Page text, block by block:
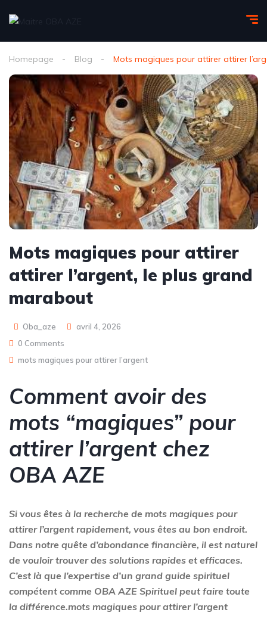
Homepage Blog Mots magiques pour attirer attirer
Mots magiques pour attirer
attirer l’argent, le plus grand
marabout
Oba_aze
avril 4, 2026
0 Comments
mots magiques pour attirer l’argent
Comment avoir des
mots “magiques” pour
attirer l’argent chez
OBA AZE
Si vous êtes à la recherche de mots magiques pour
attirer l’argent rapidement, vous êtes au bon endroit.
Dans notre quête d’abondance financière, il est naturel
de vouloir trouver des solutions rapides et efficaces.
C’est là que l’expertise d’un grand guide spirituel
compétent comme OBA AZE Spirituel peut faire toute
la différence.mots magiques pour attirer l’argent